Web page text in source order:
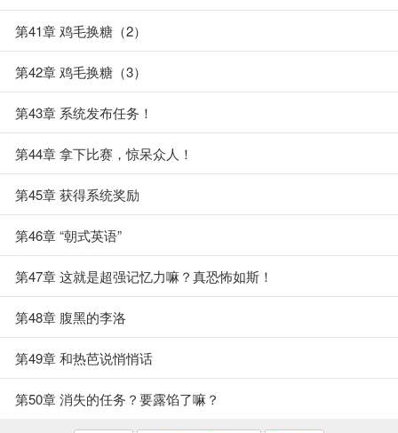
第41章 鸡毛换糖（2）
第42章 鸡毛换糖（3）
第43章 系统发布任务！
第44章 拿下比赛，惊呆众人！
第45章 获得系统奖励
第46章 “朝式英语”
第47章 这就是超强记忆力嘛？真恐怖如斯！
第48章 腹黑的李洛
第49章 和热芭说悄悄话
第50章 消失的任务？要露馅了嘛？